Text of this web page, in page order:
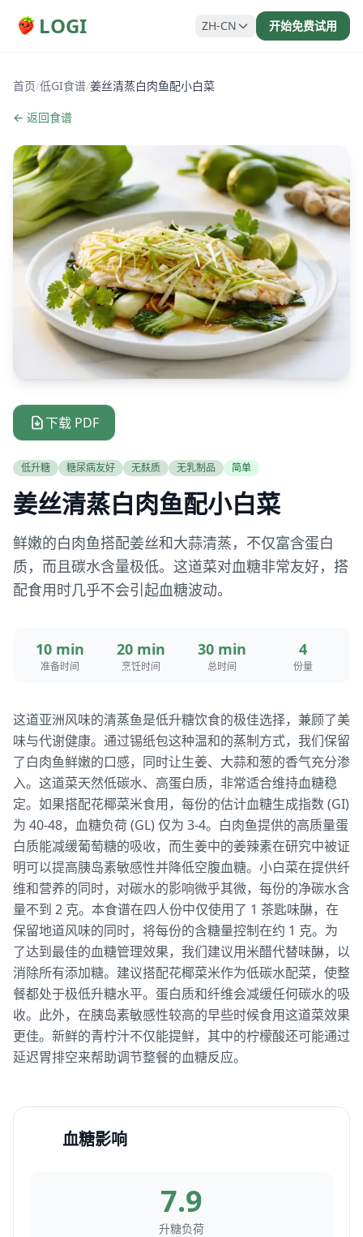
LOGI ZH-CN 开始免费试用
首页/低GI食谱/姜丝清蒸白肉鱼配小白菜
← 返回食谱
下载 PDF
低升糖 糖尿病友好 无麸质 无乳制品 简单
姜丝清蒸白肉鱼配小白菜
鲜嫩的白肉鱼搭配姜丝和大蒜清蒸，不仅富含蛋白
质，而且碳水含量极低。这道菜对血糖非常友好，搭
配食用时几乎不会引起血糖波动。
10 min
准备时间
20 min
烹饪时间
30 min
总时间
4
份量
这道亚洲风味的清蒸鱼是低升糖饮食的极佳选择，兼顾了美
味与代谢健康。通过锡纸包这种温和的蒸制方式，我们保留
了白肉鱼鲜嫩的口感，同时让生姜、大蒜和葱的香气充分渗
入。这道菜天然低碳水、高蛋白质，非常适合维持血糖稳
定。如果搭配花椰菜米食用，每份的估计血糖生成指数 (GI)
为 40-48，血糖负荷 (GL) 仅为 3-4。白肉鱼提供的高质量蛋
白质能减缓葡萄糖的吸收，而生姜中的姜辣素在研究中被证
明可以提高胰岛素敏感性并降低空腹血糖。小白菜在提供纤
维和营养的同时，对碳水的影响微乎其微，每份的净碳水含
量不到 2 克。本食谱在四人份中仅使用了 1 茶匙味醂，在
保留地道风味的同时，将每份的含糖量控制在约 1 克。为
了达到最佳的血糖管理效果，我们建议用米醋代替味醂，以
消除所有添加糖。建议搭配花椰菜米作为低碳水配菜，使整
餐都处于极低升糖水平。蛋白质和纤维会减缓任何碳水的吸
收。此外，在胰岛素敏感性较高的早些时候食用这道菜效果
更佳。新鲜的青柠汁不仅能提鲜，其中的柠檬酸还可能通过
延迟胃排空来帮助调节整餐的血糖反应。
血糖影响
7.9
升糖负荷